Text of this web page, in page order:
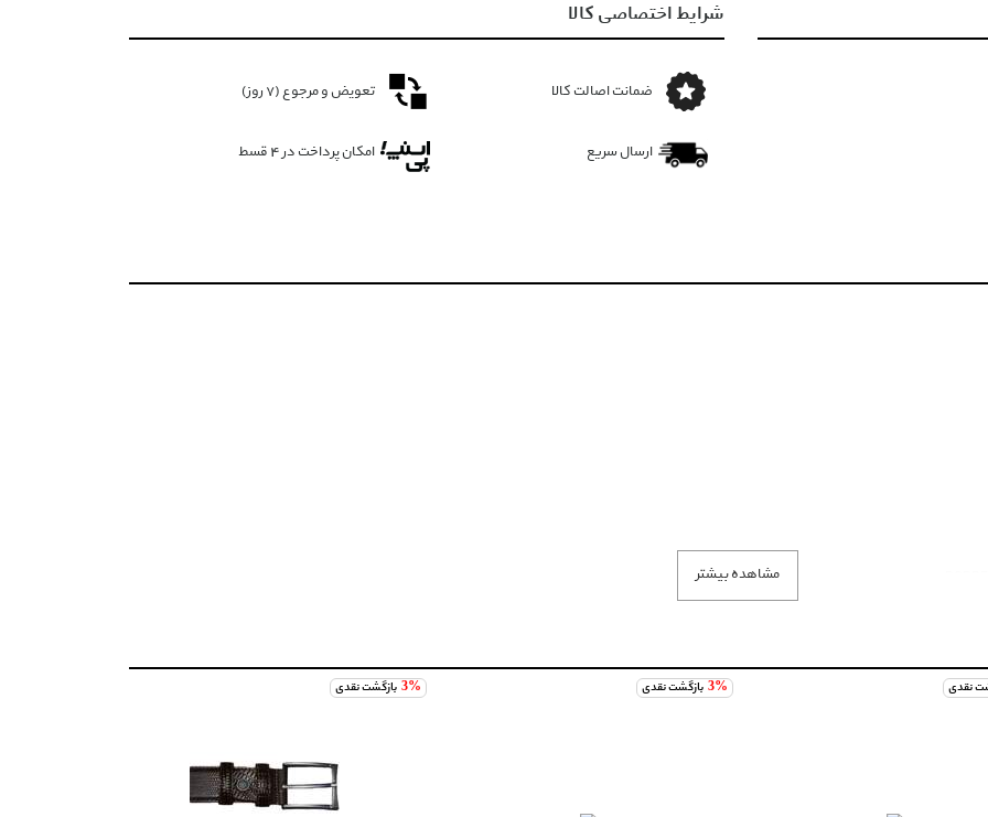
شرایط اختصاصی کالا
ضمانت اصالت کالا تعویض و مرجوع (۷ روز)
ارسال سریع امکان پرداخت در 4 قسط
مشاهده بیشتر
3% بازگشت نقدی 3% بازگشت نقدی نقدی